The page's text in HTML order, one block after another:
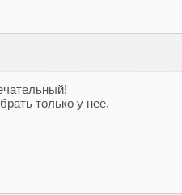
только у неё.